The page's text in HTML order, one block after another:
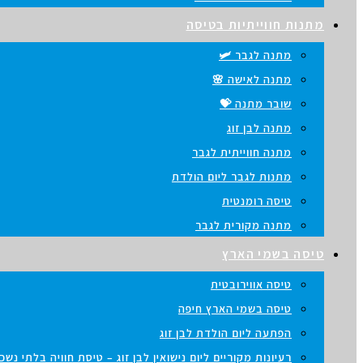
מתנות חווייתיות בטיסה
מתנה לגבר 🛩️
מתנה לאישה 🌸
שובר מתנה 💝
מתנה לבן זוג
מתנה חווייתית לגבר
מתנות לגבר ליום הולדת
טיסה רומנטית
מתנה מקורית לגבר
טיסה בשמי הארץ
טיסה אווירובטית
טיסה בשמי הארץ חיפה
הפתעה ליום הולדת לבן זוג
רעיונות מקוריים ליום נישואין לבן זוג – טיסת חוויה בלתי